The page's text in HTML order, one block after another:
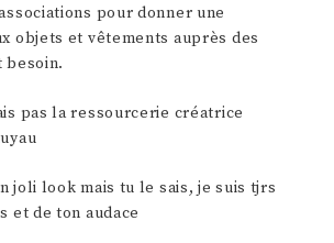
pour donner une
objets et vêtements auprès des
besoin.
pas la ressourcerie créatrice
joli look mais tu le sais, je suis tjrs
et de ton audace